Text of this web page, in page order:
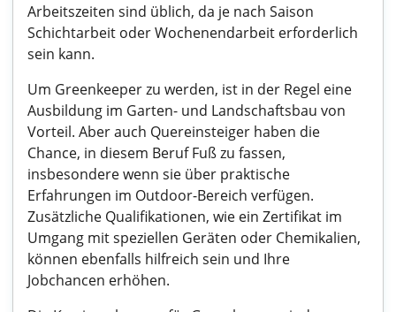
Arbeitszeiten sind üblich, da je nach Saison
Schichtarbeit oder Wochenendarbeit erforderlich
sein kann.
Um Greenkeeper zu werden, ist in der Regel eine
Ausbildung im Garten- und Landschaftsbau von
Vorteil. Aber auch Quereinsteiger haben die
Chance, in diesem Beruf Fuß zu fassen,
insbesondere wenn sie über praktische
Erfahrungen im Outdoor-Bereich verfügen.
Zusätzliche Qualifikationen, wie ein Zertifikat im
Umgang mit speziellen Geräten oder Chemikalien,
können ebenfalls hilfreich sein und Ihre
Jobchancen erhöhen.